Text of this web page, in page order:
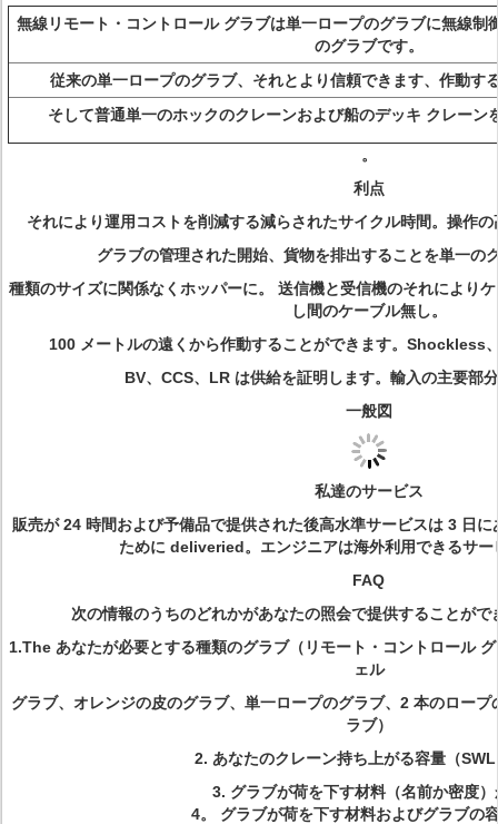
無線リモート・コントロール グラブは単一ロープのグラブに無線制
のグラブです。
従来の単一ロープのグラブ、それとより信頼できます、作動す
そして普通単一のホックのクレーンおよび船のデッキ クレーン
。
利点
それにより運用コストを削減する減らされたサイクル時間。操作
グラブの管理された開始、貨物を排出することを単一の
種類のサイズに関係なくホッパーに。 送信機と受信機のそれにより
し間のケーブル無し。
100 メートルの遠くから作動することができます。Shockless
BV、CCS、LR は供給を証明します。輸入の主要部
一般図
私達のサービス
販売が 24 時間および予備品で提供された後高水準サービスは 3 日
ために deliveried。エンジニアは海外利用できるサー
FAQ
次の情報のうちのどれかがあなたの照会で提供することが
1.The あなたが必要とする種類のグラブ（リモート・コントロール
ェル
グラブ、オレンジの皮のグラブ、単一ロープのグラブ、2 本のロー
ラブ）
2. あなたのクレーン持ち上がる容量（
3. グラブが荷を下す材料（名前か密度）
4。 グラブが荷を下す材料およびグラブの